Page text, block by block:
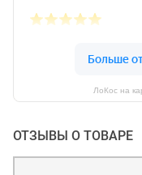
ЛоКос на
ОТЗЫВЫ О ТОВАРЕ